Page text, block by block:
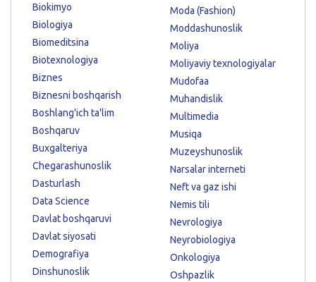
Biokimyo
Biologiya
Biomeditsina
Biotexnologiya
Biznes
Biznesni boshqarish
Boshlang'ich ta'lim
Boshqaruv
Buxgalteriya
Chegarashunoslik
Dasturlash
Data Science
Davlat boshqaruvi
Davlat siyosati
Demografiya
Dinshunoslik
Moda (Fashion)
Moddashunoslik
Moliya
Moliyaviy texnologiyalar
Mudofaa
Muhandislik
Multimedia
Musiqa
Muzeyshunoslik
Narsalar interneti
Neft va gaz ishi
Nemis tili
Nevrologiya
Neyrobiologiya
Onkologiya
Oshpazlik